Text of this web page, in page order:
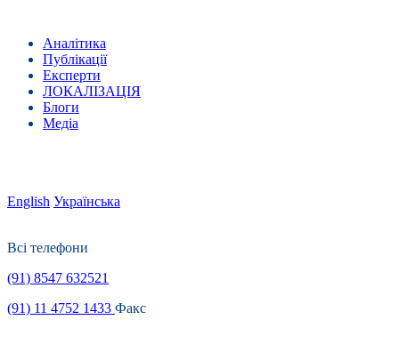
Аналітика
Публікації
Експерти
ЛОКАЛІЗАЦІЯ
Блоги
Медіа
English Українська
Всі телефони
(91) 8547 632521
(91) 11 4752 1433 Факс